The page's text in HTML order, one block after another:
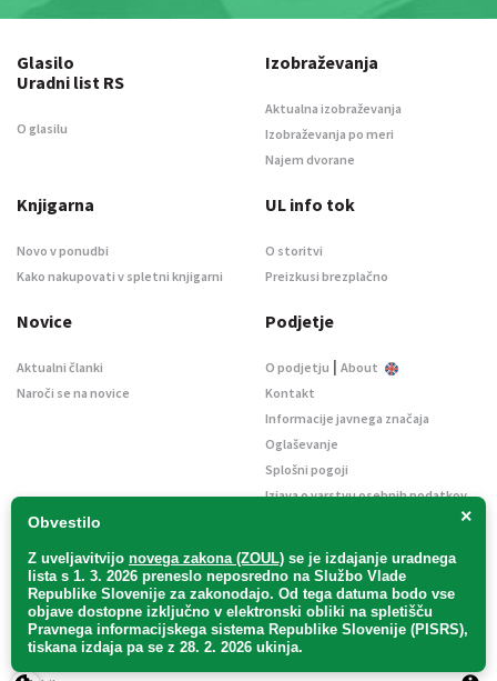
×
Obvestilo
Z uveljavitvijo novega zakona (ZOUL) se je izdajanje uradnega
lista s 1. 3. 2026 preneslo neposredno na Službo Vlade
Republike Slovenije za zakonodajo. Od tega datuma bodo vse
objave dostopne izključno v elektronski obliki na spletišču
Pravnega informacijskega sistema Republike Slovenije (PISRS),
tiskana izdaja pa se z 28. 2. 2026 ukinja.
Glasilo
Uradni list RS
O glasilu
Izobraževanja
Aktualna izobraževanja
Izobraževanja po meri
Najem dvorane
Knjigarna
Novo v ponudbi
Kako nakupovati v spletni knjigarni
UL info tok
O storitvi
Preizkusi brezplačno
Novice
Aktualni članki
Naroči se na novice
Podjetje
O podjetju | About
Kontakt
Informacije javnega značaja
Oglaševanje
Splošni pogoji
Izjava o varstvu osebnih podatkov
Uradni list d. o. o. – v likvidaciji / Vse pravice pridržane.